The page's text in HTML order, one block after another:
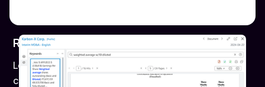
Recherche de précédents
Localiser les documents historiques et les
contrats à des fins d'analyse comparative et